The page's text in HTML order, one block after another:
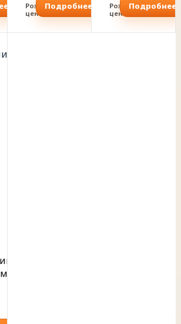
Розничная
цена
Подробнее
Розничная
цена
Подробнее